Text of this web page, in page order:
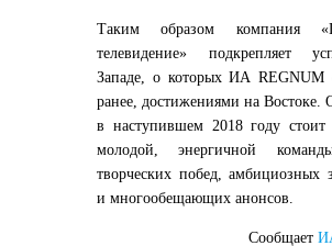
Таким образом компания
телевидение» подкрепляет
Западе, о которых ИА REGNUM
ранее, достижениями на Востоке.
в наступившем 2018 году стоит
молодой, энергичной
творческих побед, амбициозных
и многообещающих анонсов.
Сообщает